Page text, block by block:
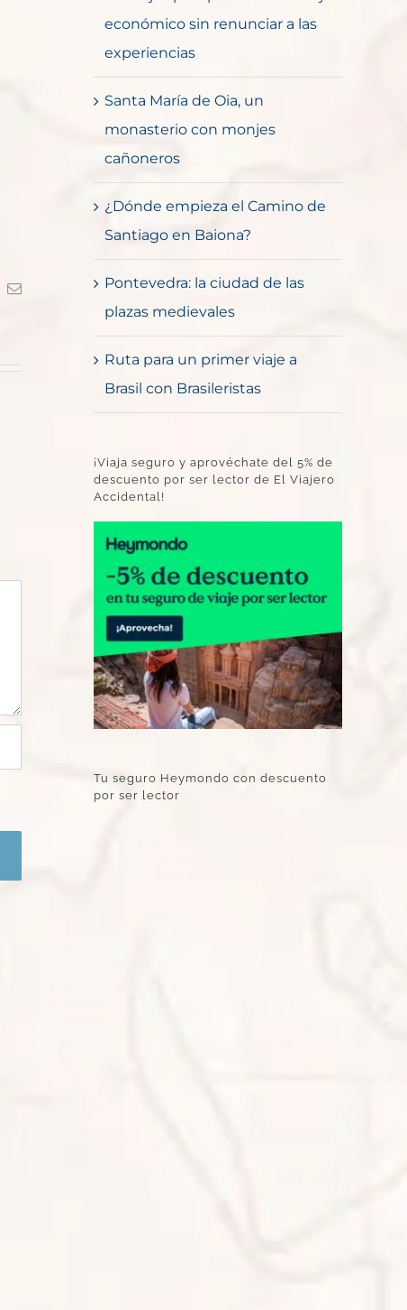
Correo
económico sin renunciar a las
experiencias
Santa María de Oia, un
monasterio con monjes
cañoneros
¿Dónde empieza el Camino de
Santiago en Baiona?
Pontevedra: la ciudad de las
plazas medievales
Ruta para un primer viaje a
Brasil con Brasileristas
¡Viaja seguro y aprovéchate del 5% de
descuento por ser lector de El Viajero
Accidental!
Tu seguro Heymondo con descuento
por ser lector